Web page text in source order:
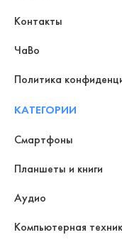
Контакты
ЧаВо
Политика
КАТЕГОРИИ
Смартфоны
Планшеты и книги
Аудио
Компьютерная